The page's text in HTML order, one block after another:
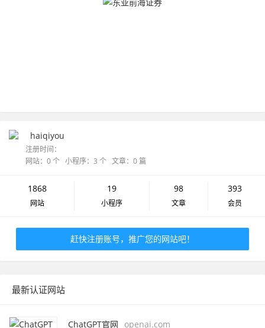
haiqiyou
注册时间：
网站：0 个 小程序：3 个 文章：0 篇
1868
网站
19
小程序
98
文章
393
会员
赶快注册账号，推广您的网站吧！
最新认证网站
ChatGPT官网 openai.com